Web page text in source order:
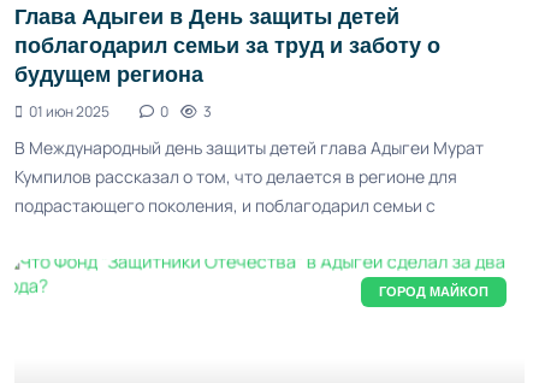
Глава Адыгеи в День защиты детей
поблагодарил семьи за труд и заботу о
будущем региона
01 июн 2025 0 3
В Международный день защиты детей глава Адыгеи Мурат
Кумпилов рассказал о том, что делается в регионе для
подрастающего поколения, и поблагодарил семьи с
ГОРОД МАЙКОП